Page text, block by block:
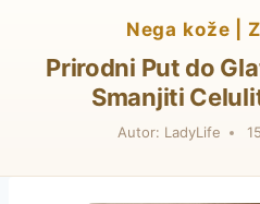
nega kože
Prirodni Put do
Smanjiti
Autor: LadyLife